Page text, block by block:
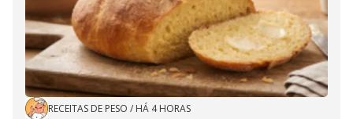
RECEITAS DE PESO / HÁ 4 HORAS